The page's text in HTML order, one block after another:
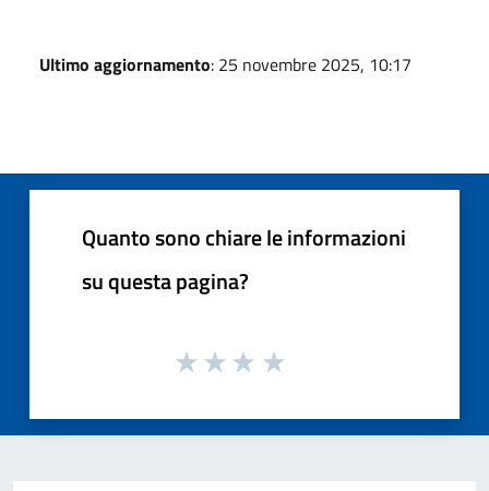
Ultimo aggiornamento: 25 novembre 2025, 10:17
Quanto sono chiare le informazioni
su questa pagina?